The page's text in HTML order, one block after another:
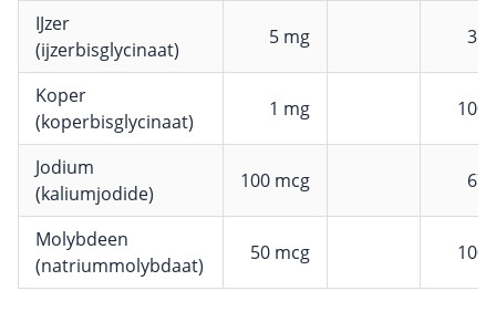
IJzer
(ijzerbisglycinaat)
5 mg
Koper
(koperbisglycinaat)
1 mg
Jodium
(kaliumjodide)
100 mcg
Molybdeen
(natriummolybdaat)
50 mcg